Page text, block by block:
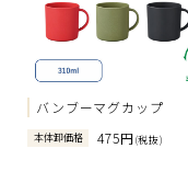
バンブーマグカップ
本体卸価格 475円(税抜)